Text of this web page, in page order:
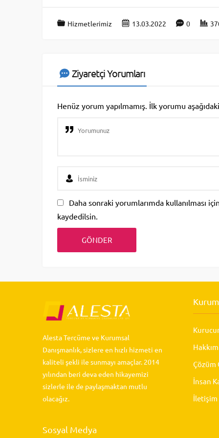
Hizmetlerimiz 13.03.2022 0
Ziyaretçi Yorumları
Henüz yorum yapılmamış. İlk yorumu
Daha sonraki yorumlarımda kullanılması
kaydedilsin.
Alesta Tercüme ve Kurumsal
Danışmanlık, sizlere en hızlı hizmeti en
kaliteli şekli ile sunmayı amaçlar. 2014
yılından beri deva eden hikayemizi
sizlerle ile de paylaşmaktan mutlu
olacağız.
Sosyal Medya
Çözüm
İnsan
İletişim